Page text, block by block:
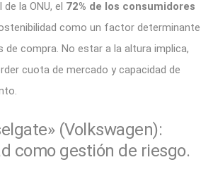
la ONU, el 72% de los consumidores
como un factor determinante
de compra. No estar a la altura implica,
cuota de mercado y capacidad de
(Volkswagen):
como gestión de riesgo.